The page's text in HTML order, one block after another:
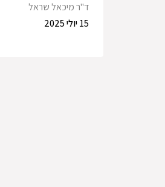
ד"ר מיכאל שראל
15 יולי 2025